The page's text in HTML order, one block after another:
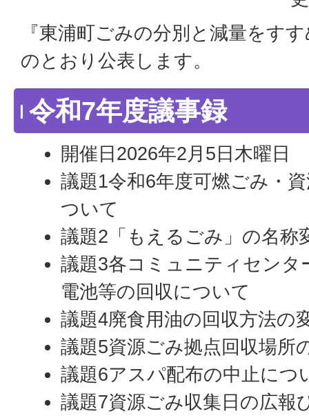
『東浦町ごみの分別と減量をす
のとおり公表します。
令和7年度議事録
開催日2026年2月5日木曜日
議題1令和6年度可燃ごみ・
ついて
議題2「もえるごみ」の名称
議題3各コミュニティセン
電池等の回収について
議題4廃食用油の回収方法の
議題5資源ごみ拠点回収場所
議題6アスパ配布の中止につ
議題7資源ごみ収集日の広報